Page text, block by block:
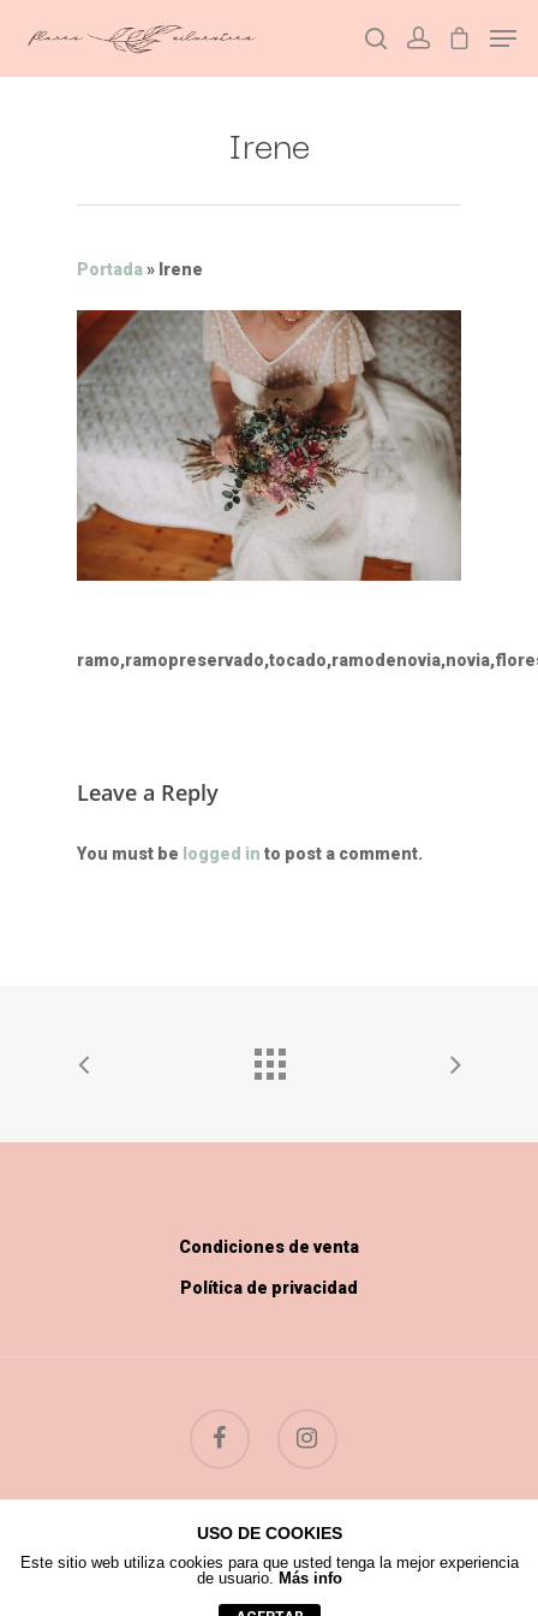
Hit enter to search or ESC to close
Irene
Portada» Irene
Leave a Reply
You must be logged in to post a comment.
Condiciones de venta
Política de privacidad
© 2026 Flores Silvestres.
USO DE COOKIES
Este sitio web utiliza cookies para que usted tenga la mejor experiencia
de usuario. Más info